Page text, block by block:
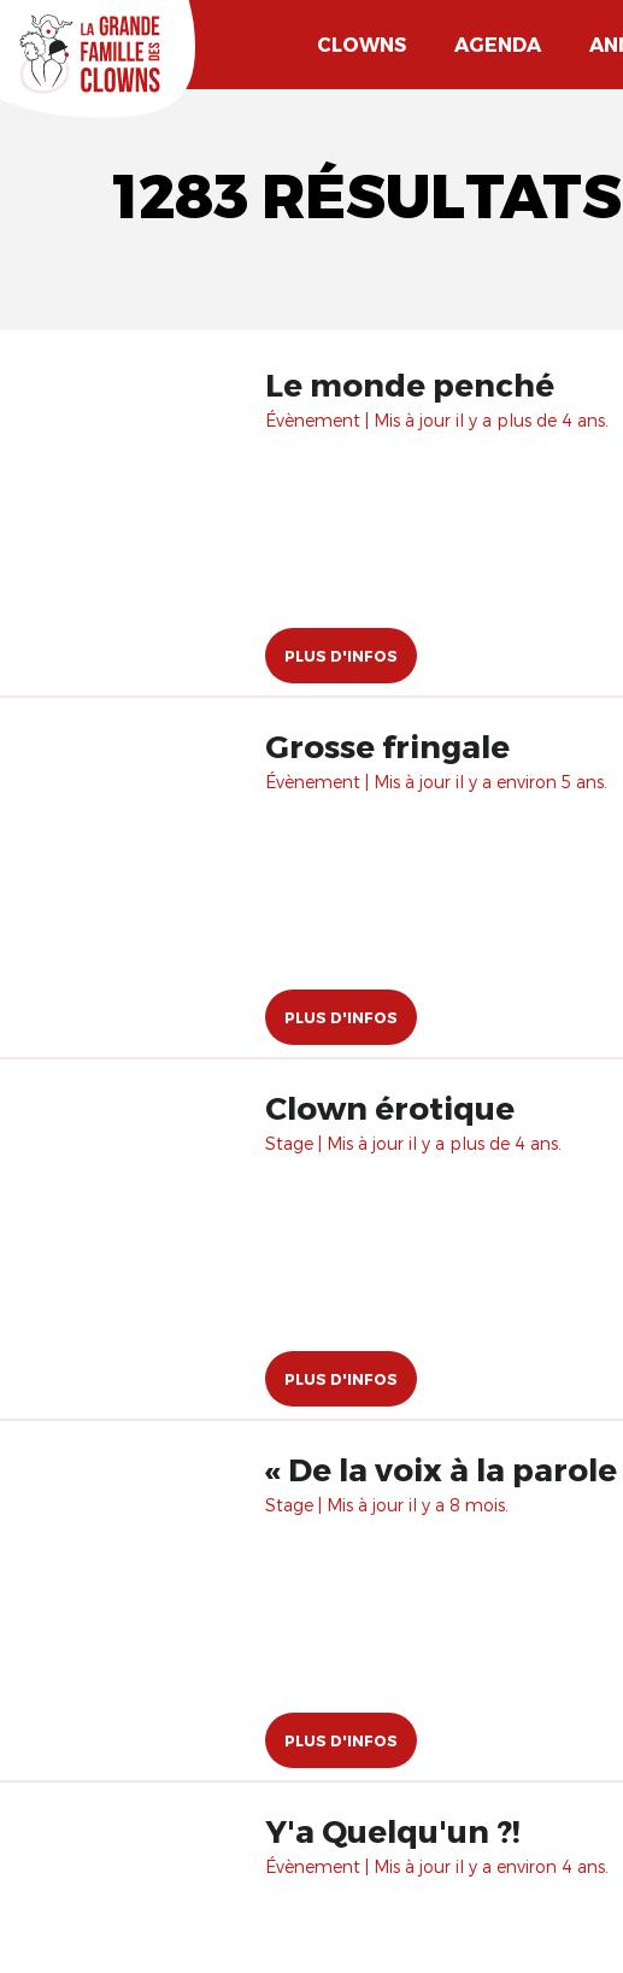
CLOWNS AGENDA
1283
Le monde penché
Évènement | Mis à jour il y a plus de 4 ans.
PLUS D'INFOS
Grosse fringale
Évènement | Mis à jour il y a environ 5 ans.
PLUS D'INFOS
Clown érotique
Stage | Mis à jour il y a plus de 4 ans.
PLUS D'INFOS
« De la voix à la
Stage | Mis à jour il y a 8 mois.
PLUS D'INFOS
Y'a Quelqu'un ?!
Évènement | Mis à jour il y a environ 4 ans.